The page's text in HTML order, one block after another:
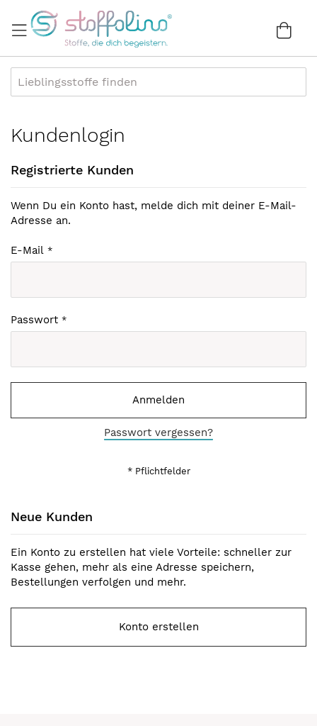
zum
Inhalt
Kundenlogin
Registrierte Kunden
Wenn Du ein Konto hast, melde dich mit deiner E-Mail-
Adresse an.
E-Mail
Passwort
Anmelden
Passwort vergessen?
Neue Kunden
Ein Konto zu erstellen hat viele Vorteile: schneller zur
Kasse gehen, mehr als eine Adresse speichern,
Bestellungen verfolgen und mehr.
Konto erstellen